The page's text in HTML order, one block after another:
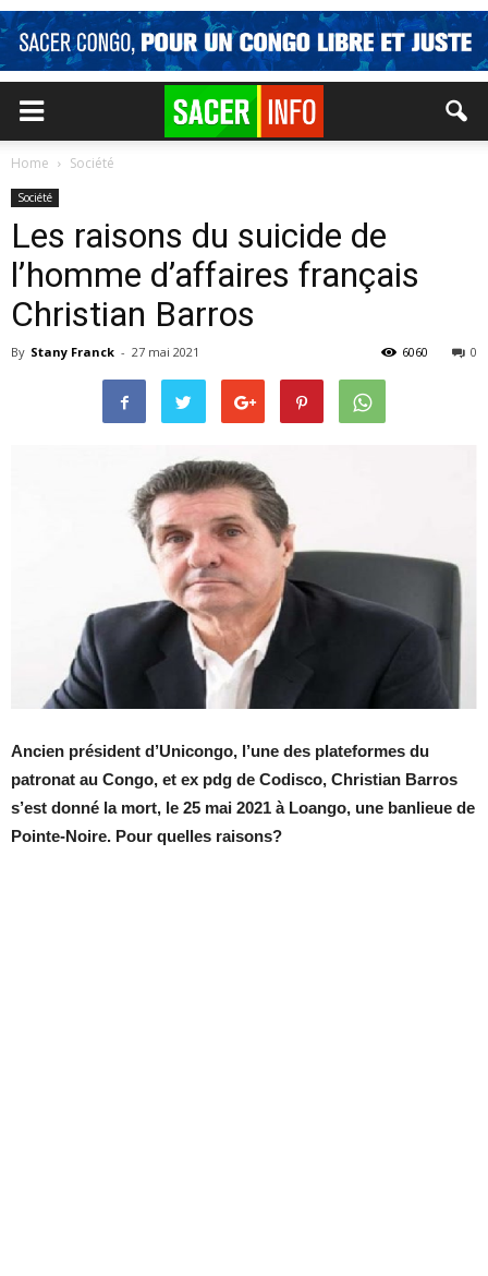
Home Société
Société
Les raisons du suicide de
l’homme d’affaires français
Christian Barros
By Stany Franck - 27 mai 2021 0
6060
Ancien président d’Unicongo, l’une des plateformes du
patronat au Congo, et ex pdg de Codisco, Christian Barros
s’est donné la mort, le 25 mai 2021 à Loango, une banlieue de
Pointe-Noire. Pour quelles raisons?